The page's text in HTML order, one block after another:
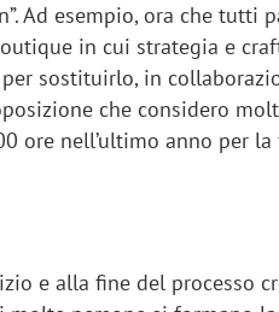
Ad esempio, ora che tutti
in cui strategia e
sostituirlo, in
che considero
ore nell’ultimo anno per
e alla fine del processo